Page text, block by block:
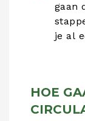
gaan
je al
HOE